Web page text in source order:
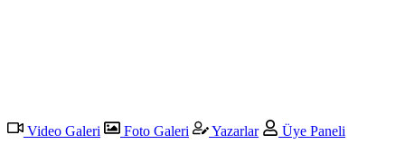
Video Galeri Foto Galeri Yazarlar
Üye Paneli